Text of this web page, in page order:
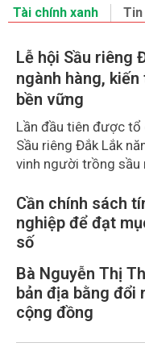
Tài chính xanh
Lễ hội Sầu riêng
ngành hàng,
bền vững
Lần đầu tiên được tổ
Sầu riêng Đắk Lắk
vinh người trồng sầu
ngành hàng. Với chủ
vươn xa", chuỗi 17
tạo động lực quảng
sầu riêng phát triển
Cần chính sách
nghiệp để đạt
số
Bà Nguyễn Thị
bản địa bằng đổi
cộng đồng